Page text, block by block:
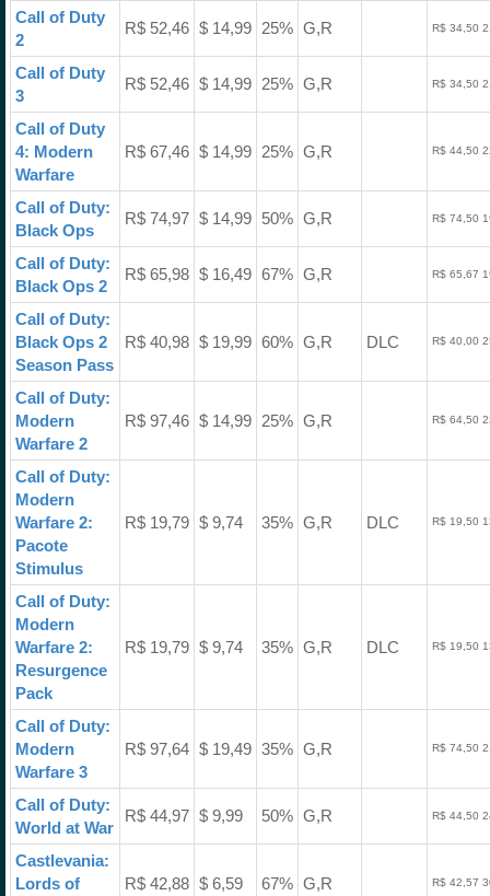
Call of Duty
2
R$ 52,46 $ 14,99 25% G,R R$ 34,50
Call of Duty
3
R$ 52,46 $ 14,99 25% G,R R$ 34,50
Call of Duty
4: Modern
Warfare
R$ 67,46 $ 14,99 25% G,R R$ 44,50
Call of Duty:
Black Ops
R$ 74,97 $ 14,99 50% G,R R$ 74,50
Call of Duty:
Black Ops 2
R$ 65,98 $ 16,49 67% G,R R$ 65,67
Call of Duty:
Black Ops 2
Season Pass
R$ 40,98 $ 19,99 60% G,R DLC R$ 40,00
Call of Duty:
Modern
Warfare 2
R$ 97,46 $ 14,99 25% G,R R$ 64,50
Call of Duty:
Modern
Warfare 2:
Pacote
Stimulus
R$ 19,79 $ 9,74 35% G,R DLC R$ 19,50
Call of Duty:
Modern
Warfare 2:
Resurgence
Pack
R$ 19,79 $ 9,74 35% G,R DLC R$ 19,50
Call of Duty:
Modern
Warfare 3
R$ 97,64 $ 19,49 35% G,R R$ 74,50
Call of Duty:
World at War
R$ 44,97 $ 9,99 50% G,R R$ 44,50
Castlevania:
Lords of
R$ 42,88 $ 6,59 67% G,R R$ 42,57